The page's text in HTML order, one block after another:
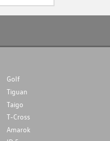
Golf
Tiguan
Taigo
T-Cross
Amarok